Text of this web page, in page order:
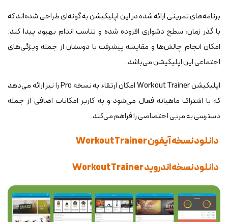
برنامه‌های تمرینی ارائه شده در این اپلیکیشن به گونه‌ای طراحی شده‌اند که
با گذر زمان، سطح دشواری افزوده شده و تناسب اندام بهبود پیدا کند.
امکان انجام چالش‌ها و مقایسه پیشرفت با دوستان از جمله ویژگی‌های
اجتماعی این اپلیکیشن می‌باشد.
اپلیکیشن Workout Trainer امکان ارتقاء به نسخه Pro را نیز ارائه می‌دهد
که با اشتراک ماهیانه فعال می‌شود و به کاربر امکانات اضافی از جمله
دسترسی به مربی اختصاصی را فراهم می‌کند.
دانلود نسخه آیفون Workout Trainer
دانلود نسخه اندروید Workout Trainer